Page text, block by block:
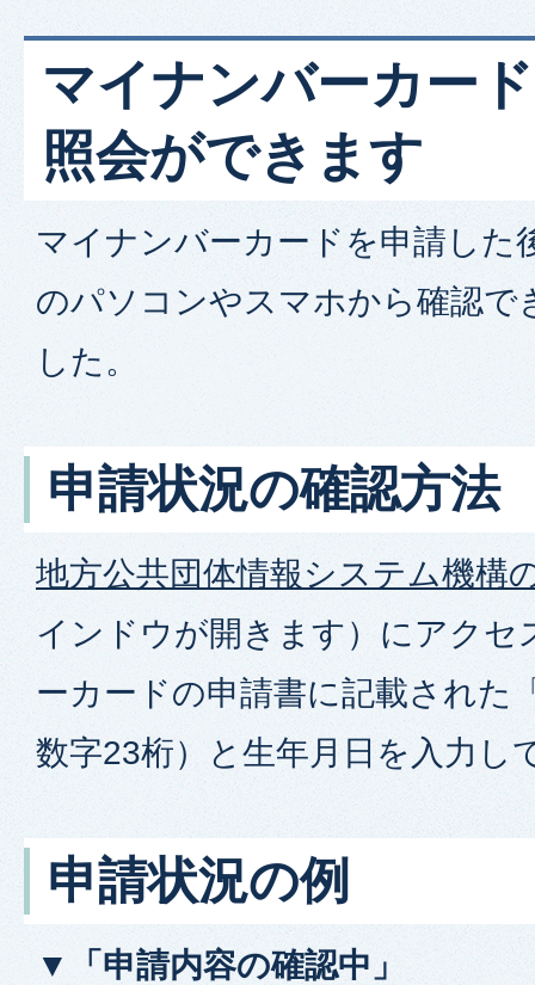
マイナンバーカー
照会ができます
マイナンバーカードを申請した
のパソコンやスマホから確認で
した。
申請状況の確認方法
地方公共団体情報システム機構
インドウが開きます）にアクセ
ーカードの申請書に記載された
数字23桁）と生年月日を入力し
申請状況の例
▼「申請内容の確認中」